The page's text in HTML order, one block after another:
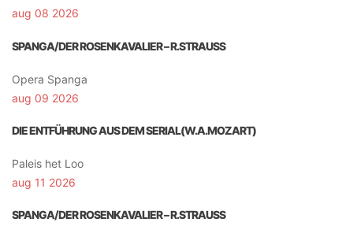
aug 08 2026
SPANGA/DER ROSENKAVALIER – R.STRAUSS
Opera Spanga
aug 09 2026
DIE ENTFÜHRUNG AUS DEM SERIAL(W.A.MOZART)
Paleis het Loo
aug 11 2026
SPANGA/DER ROSENKAVALIER – R.STRAUSS